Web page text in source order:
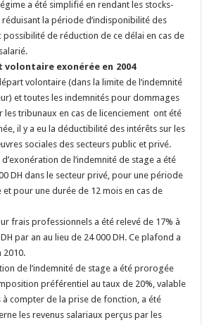
a été simplifié en rendant les stocks-
la période d’indisponibilité des
possibilité de réduction de ce délai en cas de
volontaire exonérée en 2004
volontaire (dans la limite de l’indemnité
et toutes les indemnités pour dommages
les tribunaux en cas de licenciement ont été
il y a eu la déductibilité des intérêts sur les
sociales des secteurs public et privé.
de l’indemnité de stage a été
DH dans le secteur privé, pour une période
pour une durée de 12 mois en cas de
frais professionnels a été relevé de 17% à
par an au lieu de 24 000 DH. Ce plafond a
2010.
de l’indemnité de stage a été prorogée
préférentiel au taux de 20%, valable
à compter de la prise de fonction, a été
les revenus salariaux perçus par les